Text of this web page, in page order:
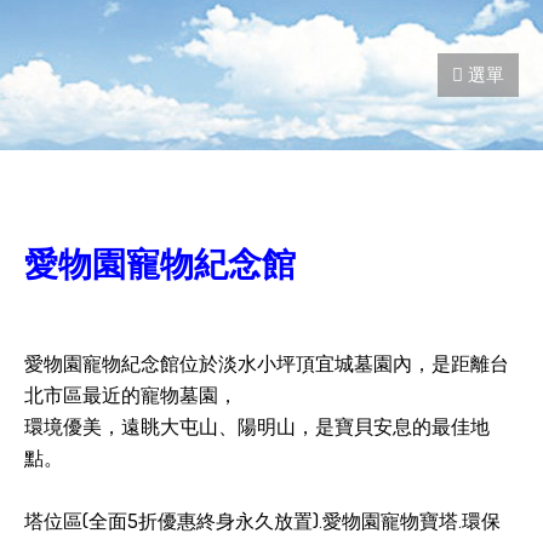
愛物園寵物紀念館
愛物園寵物紀念館位於淡水小坪頂宜城墓園內，是距離台
北市區最近的寵物墓園，
環境優美，遠眺大屯山、陽明山，是寶貝安息的最佳地
點。
塔位區(全面5折優惠終身永久放置).愛物園寵物寶塔.環保